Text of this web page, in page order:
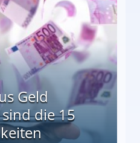
Geld
die 15